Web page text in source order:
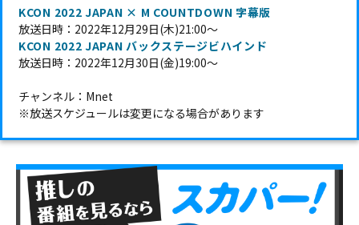
KCON 2022 JAPAN × M COUNTDOWN 字幕版
放送日時：2022年12月29日(木)21:00～
KCON 2022 JAPAN バックステージビハインド
放送日時：2022年12月30日(金)19:00～
チャンネル：Mnet
※放送スケジュールは変更になる場合があります